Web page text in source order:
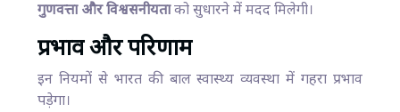
गुणवत्ता और विश्वसनीयताको सुधारने में मदद मिलेगी।
प्रभाव और परिणाम
इन नियमों से भारत की बाल स्वास्थ्य व्यवस्था में गहरा प्रभाव
पड़ेगा।